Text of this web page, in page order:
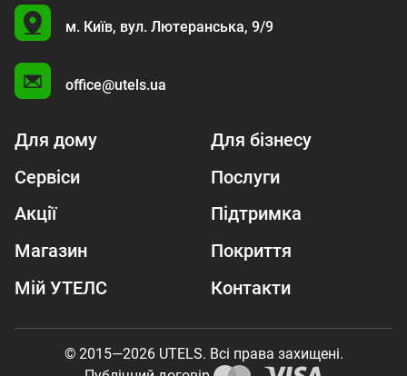
U
м. Київ, вул. Лютеранська, 9/9
office@utels.ua
Для дому
Для бізнесу
Сервіси
Послуги
Акції
Підтримка
Магазин
Покриття
Мій УТЕЛС
Контакти
© 2015—2026 UTELS. Всі права захищені.